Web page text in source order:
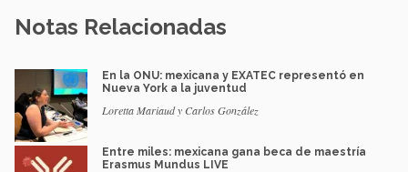
Notas Relacionadas
En la ONU: mexicana y EXATEC representó en
Nueva York a la juventud
Loretta Mariaud y Carlos González
Entre miles: mexicana gana beca de maestría
Erasmus Mundus LIVE